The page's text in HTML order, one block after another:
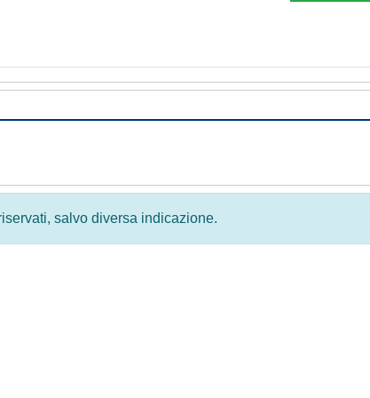
salvo diversa indicazione.